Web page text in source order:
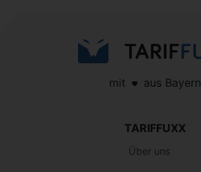
mit aus Bayern
TARIFFUXX
Über uns